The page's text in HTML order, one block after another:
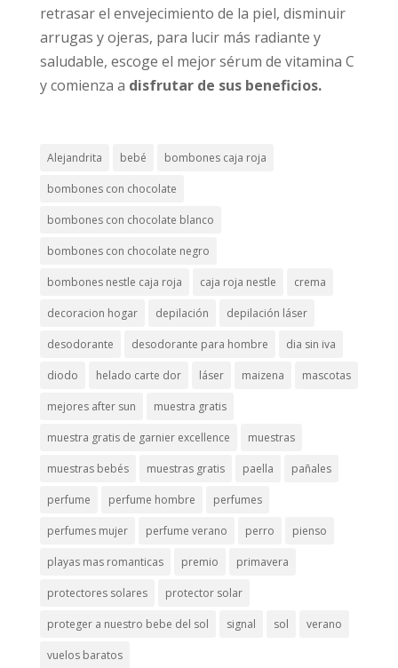
retrasar el envejecimiento de la piel, disminuir
arrugas y ojeras, para lucir más radiante y
saludable, escoge el mejor sérum de vitamina C
y comienza a disfrutar de sus beneficios.
Alejandrita bebé bombones caja roja
bombones con chocolate
bombones con chocolate blanco
bombones con chocolate negro
bombones nestle caja roja caja roja nestle crema
decoracion hogar depilación depilación láser
desodorante desodorante para hombre dia sin iva
diodo helado carte dor láser maizena mascotas
mejores after sun muestra gratis
muestra gratis de garnier excellence muestras
muestras bebés muestras gratis paella pañales
perfume perfume hombre perfumes
perfumes mujer perfume verano perro pienso
playas mas romanticas premio primavera
protectores solares protector solar
proteger a nuestro bebe del sol signal sol verano
vuelos baratos